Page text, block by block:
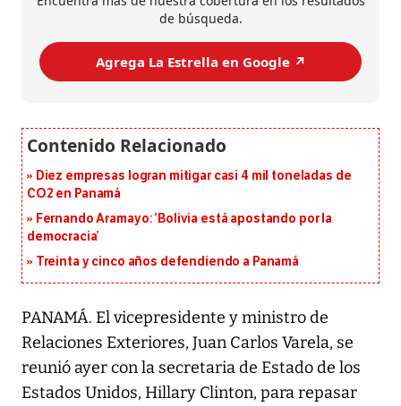
de búsqueda.
Agrega La Estrella en Google ↗️
Diez empresas logran mitigar casi 4 mil toneladas de
CO2 en Panamá
Fernando Aramayo: ‘Bolivia está apostando por la
democracia’
Treinta y cinco años defendiendo a Panamá
PANAMÁ. El vicepresidente y ministro de
Relaciones Exteriores, Juan Carlos Varela, se
reunió ayer con la secretaria de Estado de los
Estados Unidos, Hillary Clinton, para repasar